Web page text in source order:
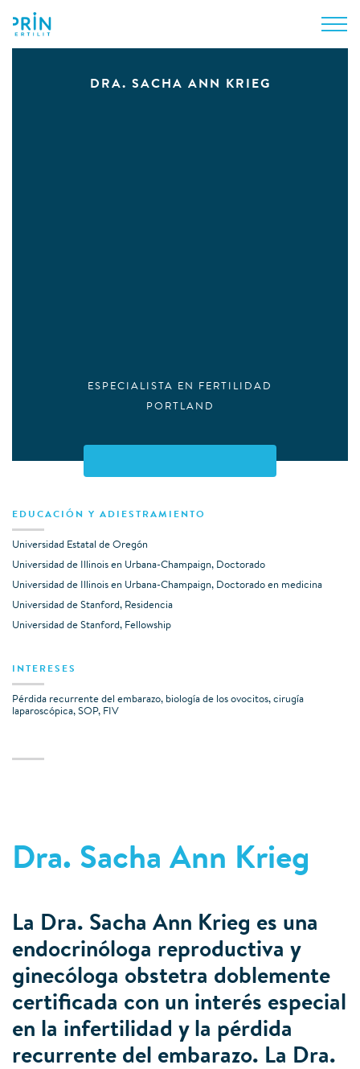
DRA. SACHA ANN KRIEG
ESPECIALISTA EN FERTILIDAD
PORTLAND
EDUCACIÓN Y ADIESTRAMIENTO
Universidad Estatal de Oregón
Universidad de Illinois en Urbana-Champaign, Doctorado
Universidad de Illinois en Urbana-Champaign, Doctorado en medicina
Universidad de Stanford, Residencia
Universidad de Stanford, Fellowship
INTERESES
Pérdida recurrente del embarazo, biología de los ovocitos, cirugía
laparoscópica, SOP, FIV
Dra. Sacha Ann Krieg
La Dra. Sacha Ann Krieg es una
endocrinóloga reproductiva y
ginecóloga obstetra doblemente
certificada con un interés especial
en la infertilidad y la pérdida
recurrente del embarazo. La Dra.